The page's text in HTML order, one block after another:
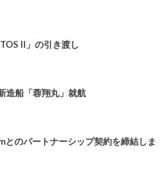
II」の引き渡し
造船「蓉翔丸」就航
とのパートナーシップ契約を締結しま